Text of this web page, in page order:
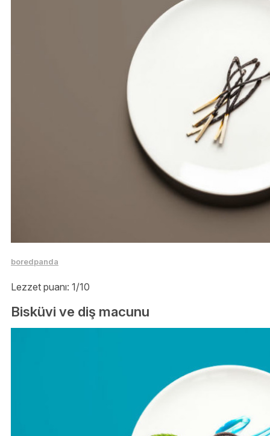
boredpanda
Lezzet puanı: 1/10
Bisküvi ve diş macunu